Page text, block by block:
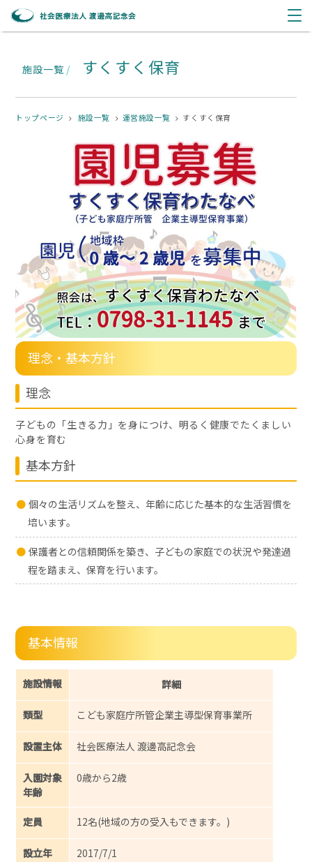
施設一覧 / すくすく保育
トップページ 施設一覧 運営施設一覧 すくすく保育
理念・基本方針
理念
子どもの「生きる力」を身につけ、明るく健康でたくましい
心身を育む
基本方針
個々の生活リズムを整え、年齢に応じた基本的な生活習慣を
培います。
保護者との信頼関係を築き、子どもの家庭での状況や発達過
程を踏まえ、保育を行います。
基本情報
施設情報 詳細
類型 こども家庭庁所管企業主導型保育事業所
設置主体 社会医療法人 渡邊高記念会
入園対象
年齢
0歳から2歳
定員 12名(地域の方の受入もできます。)
設立年 2017/7/1